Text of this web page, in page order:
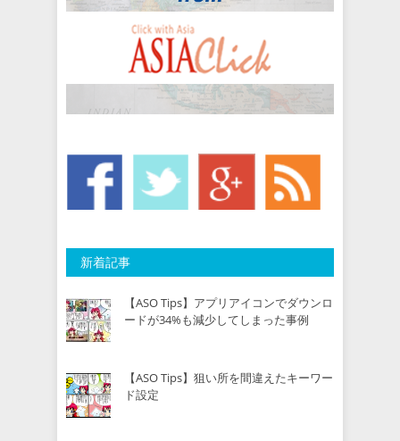
新着記事
【ASO Tips】アプリアイコンでダウンロ
ードが34%も減少してしまった事例
【ASO Tips】狙い所を間違えたキーワー
ド設定